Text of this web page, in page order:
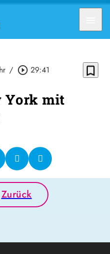
/ play_circle_outline 29:41 bookmark_border
York mit
Zurück